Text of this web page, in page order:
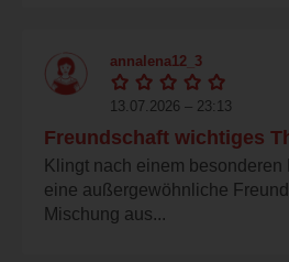
annalena12_3
13.07.2026 – 23:13
Freundschaft wichtiges
Klingt nach einem besonderen
eine außergewöhnliche
Mischung aus...